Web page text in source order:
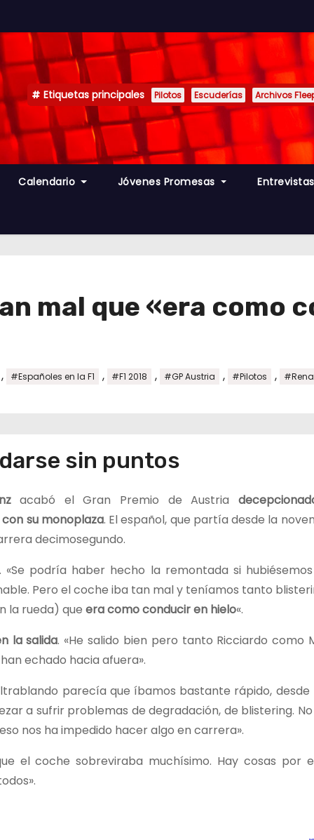
Etiquetas principales Pilotos Escuderías Archivos
Calendario Jóvenes Promesas
mal que «era como
, #Españoles en la F1 , #F1 2018 , #GP Austria , #Pilotos ,
sin puntos
acabó el Gran Premio de Austria
su monoplaza. El español, que partía desde la
decimosegundo.
. «Se podría haber hecho la remontada si
Pero el coche iba tan mal y teníamos tanto
la rueda) que era como conducir en hielo«.
la salida. «He salido bien pero tanto Ricciardo como
echado hacia afuera».
parecía que íbamos bastante rápido, desde
a sufrir problemas de degradación, de blistering.
nos ha impedido hacer algo en carrera».
el coche sobreviraba muchísimo. Hay cosas por